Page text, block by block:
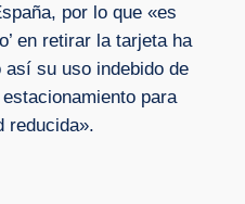
por lo que «es
en retirar la tarjeta ha
su uso indebido de
para
reducida».